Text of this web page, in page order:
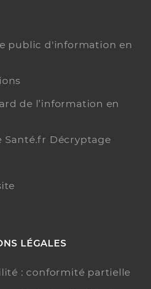
public d'information en
de l’information en
Santé.fr Décryptage
LÉGALES
: conformité partielle